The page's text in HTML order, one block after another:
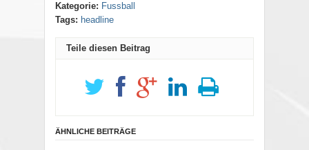
Kategorie: Fussball
Tags: headline
Teile diesen Beitrag
ÄHNLICHE BEITRÄGE